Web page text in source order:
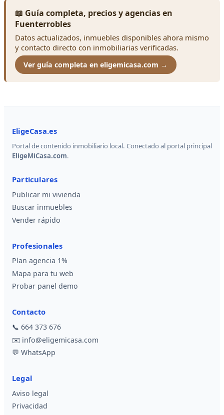
📖 Guía completa, precios y agencias en
Fuenterrobles
Datos actualizados, inmuebles disponibles ahora mismo
y contacto directo con inmobiliarias verificadas.
Ver guía completa en eligemicasa.com →
EligeCasa.es
Portal de contenido inmobiliario local. Conectado al portal principal
EligeMiCasa.com.
Particulares
Publicar mi vivienda
Buscar inmuebles
Vender rápido
Profesionales
Plan agencia 1%
Mapa para tu web
Probar panel demo
Contacto
📞 664 373 676
✉️ info@eligemicasa.com
💬 WhatsApp
Legal
Aviso legal
Privacidad